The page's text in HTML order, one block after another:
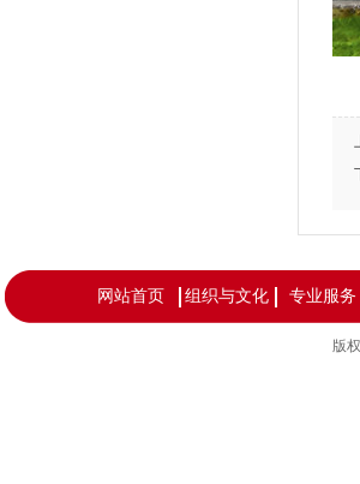
网站首页 组织与文化 专业服务
版